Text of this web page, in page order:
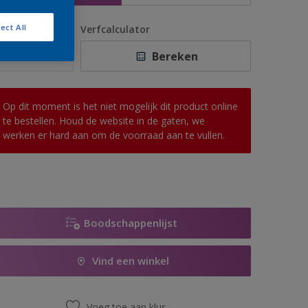
Verfcalculator
Bereken
Op dit moment is het niet mogelijk dit product online
te bestellen. Houd de website in de gaten, we
werken er hard aan om de voorraad aan te vullen.
Boodschappenlijst
Vind een winkel
All